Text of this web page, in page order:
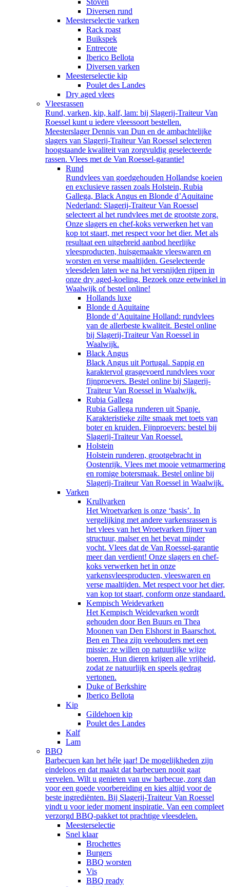
Stoven
Diversen rund
Meesterselectie varken
Rack roast
Buikspek
Entrecote
Iberico Bellota
Diversen varken
Meesterselectie kip
Poulet des Landes
Dry aged vlees
Vleesrassen
Rund, varken, kip, kalf, lam: bij Slagerij-Traiteur Van
Roessel kunt u iedere vleessoort bestellen.
Meesterslager Dennis van Dun en de ambachtelijke
slagers van Slagerij-Traiteur Van Roessel selecteren
hoogstaande kwaliteit van zorgvuldig geselecteerde
rassen. Vlees met de Van Roessel-garantie!
Rund
Rundvlees van goedgehouden Hollandse koeien
en exclusieve rassen zoals Holstein, Rubia
Gallega, Black Angus en Blonde d’Aquitaine
Nederland: Slagerij-Traiteur Van Roessel
selecteert al het rundvlees met de grootste zorg.
Onze slagers en chef-koks verwerken het van
kop tot staart, met respect voor het dier. Met als
resultaat een uitgebreid aanbod heerlijke
vleesproducten, huisgemaakte vleeswaren en
worsten en verse maaltijden. Geselecteerde
vleesdelen laten we na het versnijden rijpen in
onze dry aged-koeling. Bezoek onze eetwinkel in
Waalwijk of bestel online!
Hollands luxe
Blonde d Aquitaine
Blonde d’Aquitaine Holland: rundvlees
van de allerbeste kwaliteit. Bestel online
bij Slagerij-Traiteur Van Roessel in
Waalwijk.
Black Angus
Black Angus uit Portugal. Sappig en
karaktervol grasgevoerd rundvlees voor
fijnproevers. Bestel online bij Slagerij-
Traiteur Van Roessel in Waalwijk.
Rubia Gallega
Rubia Gallega runderen uit Spanje.
Karakteristieke zilte smaak met toets van
boter en kruiden. Fijnproevers: bestel bij
Slagerij-Traiteur Van Roessel.
Holstein
Holstein runderen, grootgebracht in
Oostenrijk. Vlees met mooie vetmarmering
en romige botersmaak. Bestel online bij
Slagerij-Traiteur Van Roessel in Waalwijk.
Varken
Krullvarken
Het Wroetvarken is onze ‘basis’. In
vergelijking met andere varkensrassen is
het vlees van het Wroetvarken fijner van
structuur, malser en het bevat minder
vocht. Vlees dat de Van Roessel-garantie
meer dan verdient! Onze slagers en chef-
koks verwerken het in onze
varkensvleesproducten, vleeswaren en
verse maaltijden. Met respect voor het dier,
van kop tot staart, conform onze standaard.
Kempisch Weidevarken
Het Kempisch Weidevarken wordt
gehouden door Ben Buurs en Thea
Moonen van Den Elshorst in Baarschot.
Ben en Thea zijn veehouders met een
missie: ze willen op natuurlijke wijze
boeren. Hun dieren krijgen alle vrijheid,
zodat ze natuurlijk en speels gedrag
vertonen.
Duke of Berkshire
Iberico Bellota
Kip
Gildehoen kip
Poulet des Landes
Kalf
Lam
BBQ
Barbecuen kan het héle jaar! De mogelijkheden zijn
eindeloos en dat maakt dat barbecuen nooit gaat
vervelen. Wilt u genieten van uw barbecue, zorg dan
voor een goede voorbereiding en kies altijd voor de
beste ingrediënten. Bij Slagerij-Traiteur Van Roessel
vindt u voor ieder moment inspiratie. Van een compleet
verzorgd BBQ-pakket tot prachtige vleesdelen.
Meesterselectie
Snel klaar
Brochettes
Burgers
BBQ worsten
Vis
BBQ ready